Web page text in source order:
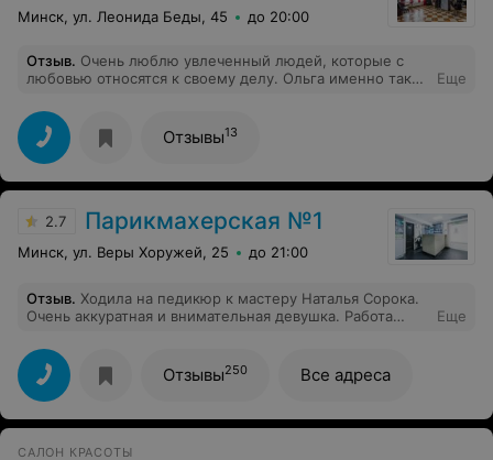
Минск, ул. Леонида Беды, 45 до 20:00
Отзыв. Очень люблю увлеченный людей, которые с
любовью относятся к своему делу. Ольга именно такой
лица я в полном восторге. Огромное вам спасибо!!!
Обязательно приду еще и еще!)
Еще
Отзывы13
2.7 Парикмахерская №1
Минск, ул. Веры Хоружей, 25 до 21:00
Отзыв. Ходила на педикюр к мастеру Наталья Сорока.
Очень аккуратная и внимательная девушка. Работа
Еще
Отзывы250 Все адреса
САЛОН КРАСОТЫ